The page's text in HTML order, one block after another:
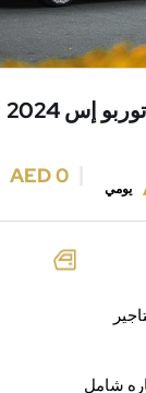
يومي
AED 0
شامل